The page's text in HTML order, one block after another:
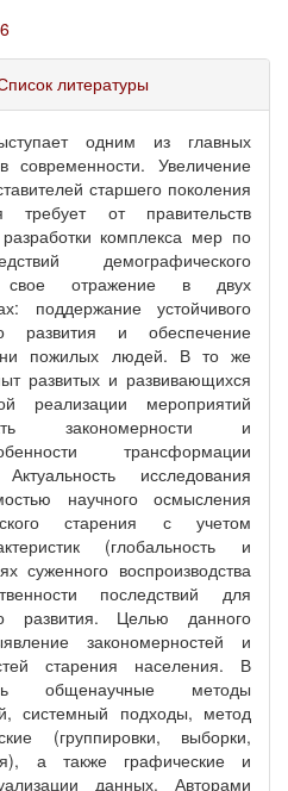
литературы
одним из главных
современности. Увеличение
старшего поколения
требует от правительств
комплекса мер по
демографического
свое отражение в двух
поддержание устойчивого
развития и обеспечение
пожилых людей. В то же
развитых и развивающихся
реализации мероприятий
закономерности и
трансформации
исследования
научного осмысления
старения с учетом
(глобальность и
суженного воспроизводства
последствий для
развития. Целью данного
закономерностей и
старения населения. В
общенаучные методы
системный подходы, метод
(группировки, выборки,
а также графические и
данных. Авторами